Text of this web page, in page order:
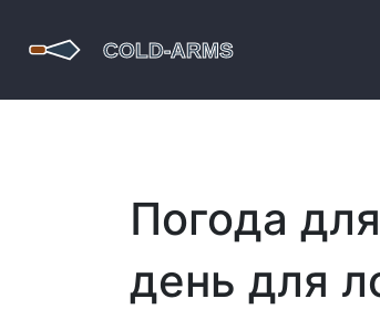
Погода
день для